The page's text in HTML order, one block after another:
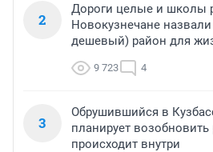
2
Дороги целые и школы
Новокузнечане
дешевый) район для
9 723 4
3
Обрушившийся в
планирует возобновить
происходит внутри